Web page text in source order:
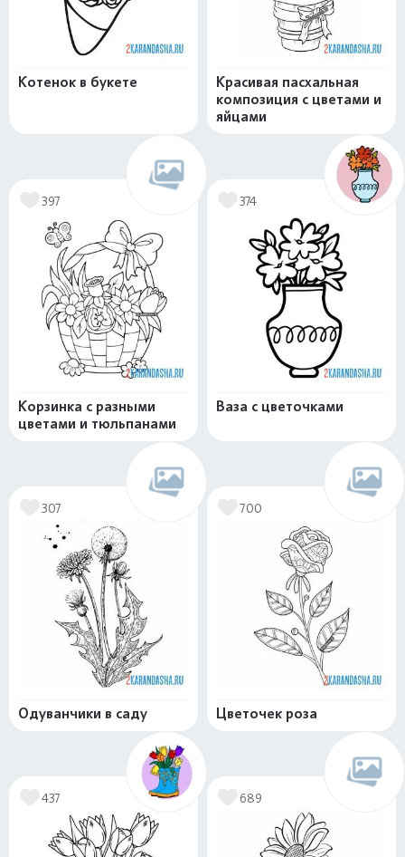
Котенок в букете
Красивая пасхальная
композиция с цветами и
яйцами
397
Корзинка с разными
цветами и тюльпанами
374
Ваза с цветочками
307
Одуванчики в саду
700
Цветочек роза
437 689